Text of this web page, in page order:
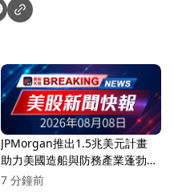
JPMorgan推出1.5兆美元計畫
助力美國造船與防務產業蓬勃發
展！
7 分鐘前